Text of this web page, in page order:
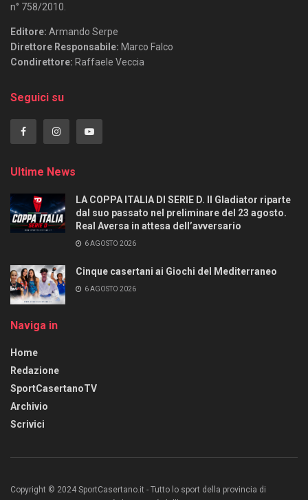
n° 758/2010.
Editore: Armando Serpe
Direttore Responsabile: Marco Falco
Condirettore: Raffaele Veccia
Seguici su
Ultime News
LA COPPA ITALIA DI SERIE D. Il Gladiator riparte
dal suo passato nel preliminare del 23 agosto.
Real Aversa in attesa dell’avversario
6 AGOSTO 2026
Cinque casertani ai Giochi del Mediterraneo
6 AGOSTO 2026
Naviga in
Home
Redazione
SportCasertanoTV
Archivio
Scrivici
Copyright © 2024 SportCasertano.it - Tutto lo sport della provincia di